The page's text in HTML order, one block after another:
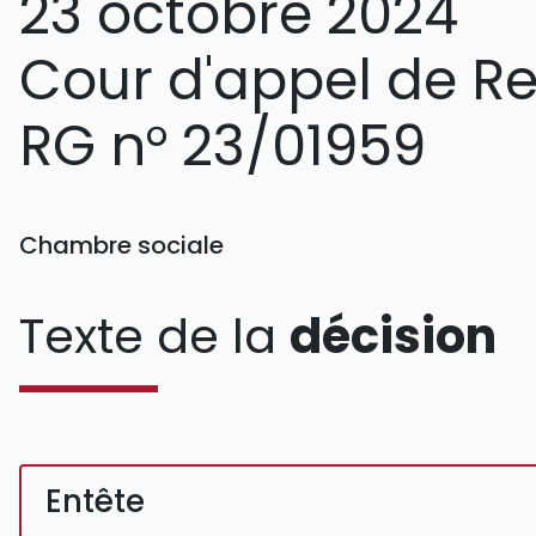
Cour d'appel de
RG n° 23/01959
Chambre sociale
Texte de la décision
Entête